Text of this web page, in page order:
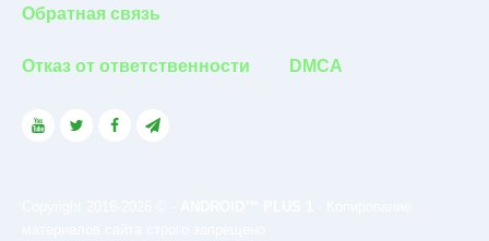
Обратная связь
Отказ от ответственности DMCA